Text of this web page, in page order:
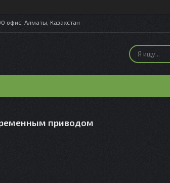
офис, Алматы, Казахстан
приводом